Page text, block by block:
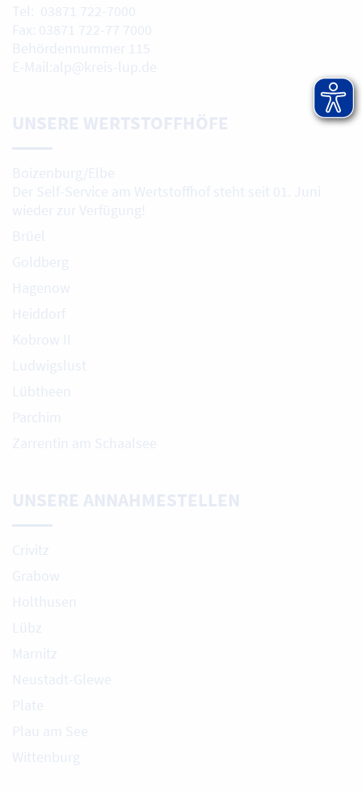
Tel: 03871 722-7000
Fax: 03871 722-77 7000
Behördennummer 115
E-Mail:alp@kreis-lup.de
UNSERE WERTSTOFFHÖFE
Boizenburg/Elbe
Der Self-Service am Wertstoffhof steht seit 01. Juni
wieder zur Verfügung!
Brüel
Goldberg
Hagenow
Heiddorf
Kobrow II
Ludwigslust
Lübtheen
Parchim
Zarrentin am Schaalsee
UNSERE ANNAHMESTELLEN
Crivitz
Grabow
Holthusen
Lübz
Marnitz
Neustadt-Glewe
Plate
Plau am See
Wittenburg